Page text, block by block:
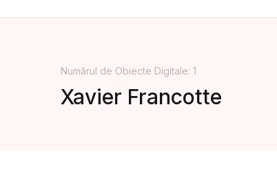
Numărul de Obiecte Digitale: 1
Xavier Francotte